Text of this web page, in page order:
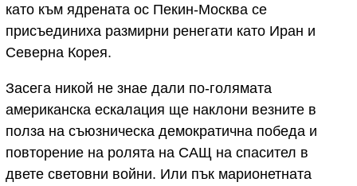
като към ядрената ос Пекин-Москва се
присъединиха размирни ренегати като Иран и
Северна Корея.
Засега никой не знае дали по-голямата
американска ескалация ще наклони везните в
полза на съюзническа демократична победа и
повторение на ролята на САЩ на спасител в
двете световни войни. Или пък марионетната